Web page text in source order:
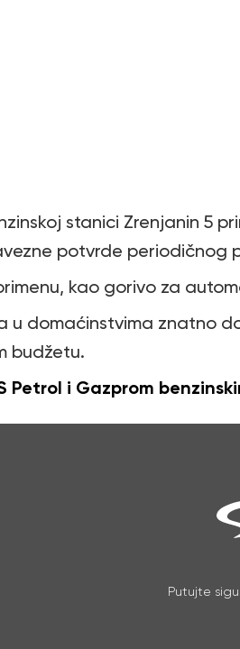
stanici Zrenjanin 5
potvrde periodičnog
kao gorivo za
u domaćinstvima znatno
budžetu.
Petrol i Gazprom
Putujte